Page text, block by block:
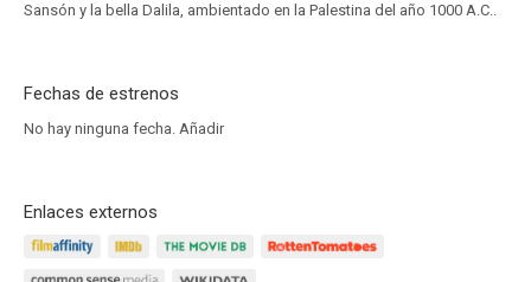
Sansón y la bella Dalila, ambientado en la Palestina del año 1000 A.C..
Fechas de estrenos
No hay ninguna fecha. Añadir
Enlaces externos